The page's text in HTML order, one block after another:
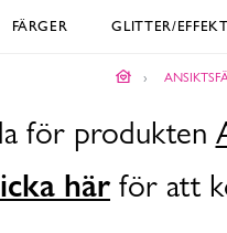
FÄRGER GLITTER/
för produkten
här för att